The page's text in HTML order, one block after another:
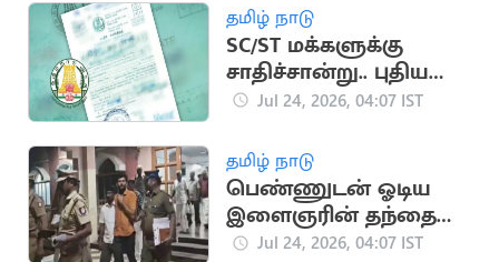
தமிழ் நாடு
SC/ST மக்களுக்கு
சாதிச்சான்று.. புதிய
காலக்கெடு அறிவிப்பு
Jul 24, 2026, 04:07 IST
தமிழ் நாடு
பெண்ணுடன் ஓடிய
இளைஞரின் தந்தை
அடித்துக் கொலை.. 9
Jul 24, 2026, 04:07 IST